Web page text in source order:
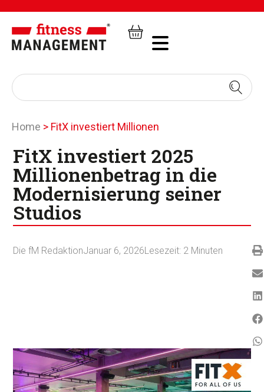
Home > FitX investiert Millionen
FitX investiert 2025
Millionenbetrag in die
Modernisierung seiner
Studios
Die fM RedaktionJanuar 6, 2026Lesezeit: 2 Minuten